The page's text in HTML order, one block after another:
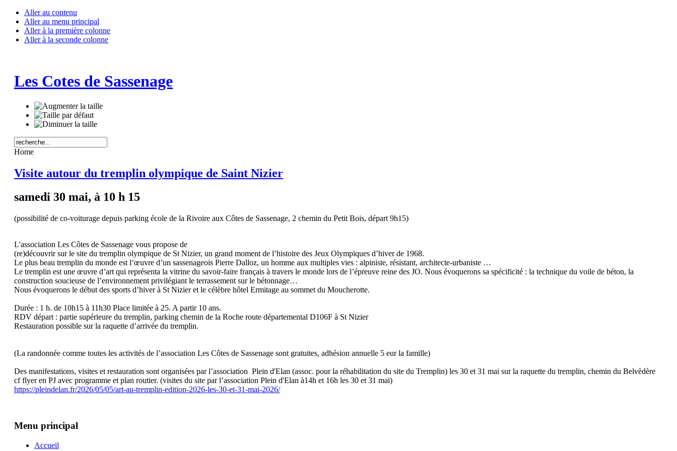
Aller au contenu
Aller au menu principal
Aller à la première colonne
Aller à la seconde colonne
Les Cotes de Sassenage
Home
Visite autour du tremplin olympique de Saint Nizier
samedi 30 mai, à 10 h 15
(possibilité de co-voiturage depuis parking école de la Rivoire aux Côtes de Sassenage, 2 chemin du Petit Bois, départ 9h15)
L'association Les Côtes de Sassenage vous propose de
(re)découvrir sur le site du tremplin olympique de St Nizier, un grand moment de l’histoire des Jeux Olympiques d’hiver de 1968.
Le plus beau tremplin du monde est l’œuvre d’un sassenageois Pierre Dalloz, un homme aux multiples vies : alpiniste, résistant, architecte-urbaniste …
Le tremplin est une œuvre d’art qui représenta la vitrine du savoir-faire français à travers le monde lors de l’épreuve reine des JO. Nous évoquerons sa spécificité : la technique du voile de béton, la
construction soucieuse de l’environnement privilégiant le terrassement sur le bétonnage…
Nous évoquerons le début des sports d’hiver à St Nizier et le célèbre hôtel Ermitage au sommet du Moucherotte.
Durée : 1 h. de 10h15 à 11h30 Place limitée à 25. A partir 10 ans.
RDV départ : partie supérieure du tremplin, parking chemin de la Roche route départemental D106F à St Nizier
Restauration possible sur la raquette d’arrivée du tremplin.
(La randonnée comme toutes les activités de l’association Les Côtes de Sassenage sont gratuites, adhésion annuelle 5 eur la famille)
Des manifestations, visites et restauration sont organisées par l’association Plein d'Elan (assoc. pour la réhabilitation du site du Tremplin) les 30 et 31 mai sur la raquette du tremplin, chemin du Belvèdère
cf flyer en PJ avec programme et plan routier. (visites du site par l’association Plein d'Elan à14h et 16h les 30 et 31 mai)
https://pleindelan.fr/2026/05/05/art-au-tremplin-edition-2026-les-30-et-31-mai-2026/
Menu principal
Accueil